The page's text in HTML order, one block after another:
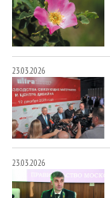
23.03.2026
23.03.2026